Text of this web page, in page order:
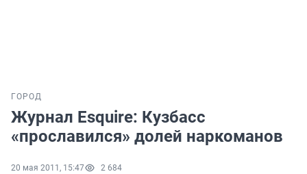
ГОРОД
Журнал Esquire: Кузбасс
«прославился» долей наркоманов
20 мая 2011, 15:47 2 684